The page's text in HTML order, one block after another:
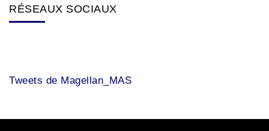
RÉSEAUX SOCIAUX
Tweets de Magellan_MAS